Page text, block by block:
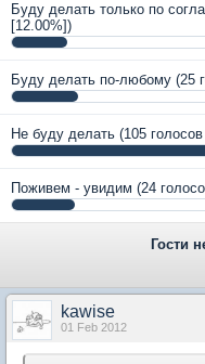
Буду делать только по
[12.00%])
Буду делать по-любому (25
Не буду делать (105
Поживем - увидим (24
Гости
kawise
01 Feb 2012